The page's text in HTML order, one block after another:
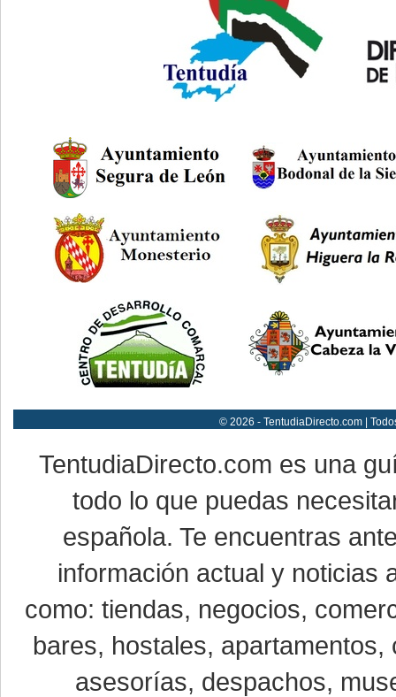
© 2026 - TentudiaDirecto.com |
TentudiaDirecto.com es una
todo lo que puedas
española. Te encuentras
información actual y noticias
como: tiendas, negocios,
bares, hostales,
asesorías, despachos,